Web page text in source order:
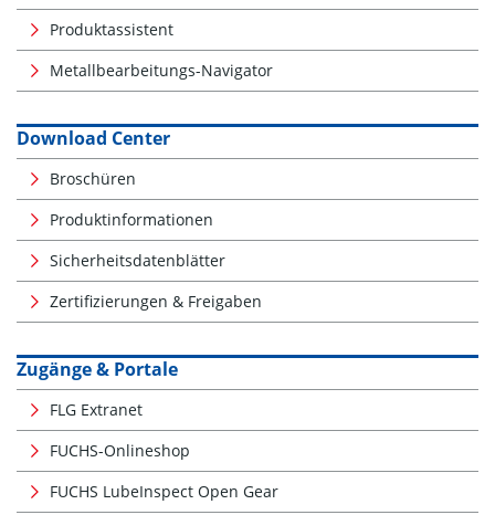
Produktassistent
Metallbearbeitungs-Navigator
Download Center
Broschüren
Produktinformationen
Sicherheitsdatenblätter
Zertifizierungen & Freigaben
Zugänge & Portale
FLG Extranet
FUCHS-Onlineshop
FUCHS LubeInspect Open Gear